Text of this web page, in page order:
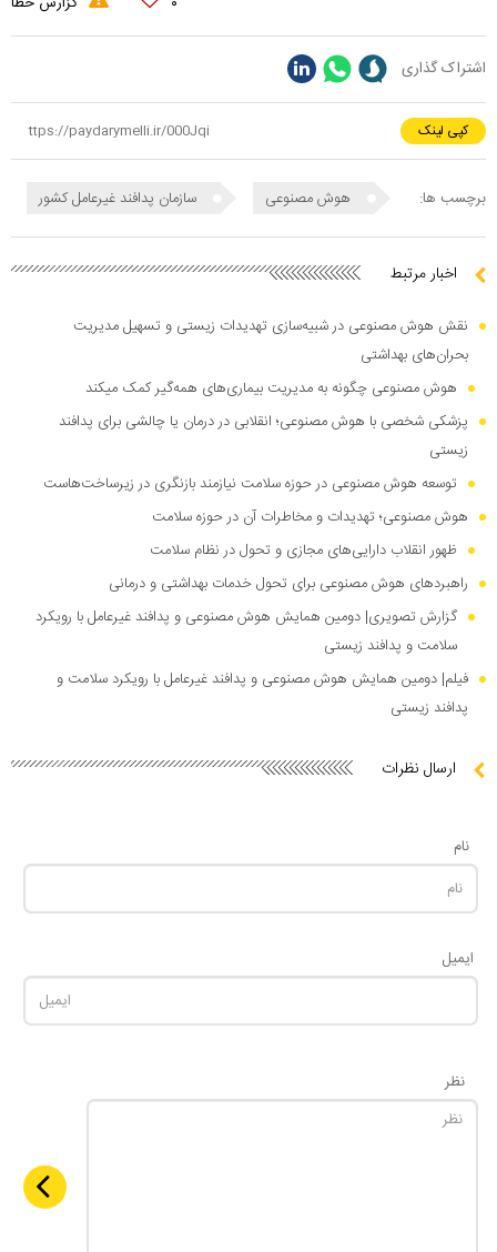
اشتراک گذاری
کپی لینک
برچسب ها: هوش مصنوعی سازمان پدافند غیرعامل کشور
اخبار مرتبط
نقش هوش مصنوعی در شبیه‌سازی تهدیدات زیستی و تسهیل مدیریت
بحران‌های بهداشتی
هوش مصنوعی چگونه به مدیریت بیماری‌های همه‌گیر کمک میکند
پزشکی شخصی با هوش مصنوعی؛ انقلابی در درمان یا چالشی برای پدافند
زیستی
توسعه هوش مصنوعی در حوزه سلامت نیازمند بازنگری در زیرساخت‌هاست
هوش مصنوعی؛ تهدیدات و مخاطرات آن در حوزه سلامت
ظهور انقلاب دارایی‌های مجازی و تحول در نظام سلامت
راهبرد‌های هوش مصنوعی برای تحول خدمات بهداشتی و درمانی
گزارش تصویری| دومین همایش هوش مصنوعی و پدافند غیرعامل با رویکرد
سلامت و پدافند زیستی
فیلم| دومین همایش هوش مصنوعی و پدافند غیرعامل با رویکرد سلامت و
پدافند زیستی
ارسال نظرات
نام
ایمیل
نظر